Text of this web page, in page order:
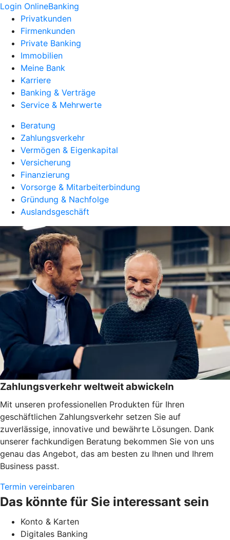
Login OnlineBanking
Privatkunden
Firmenkunden
Private Banking
Immobilien
Meine Bank
Karriere
Banking & Verträge
Service & Mehrwerte
Beratung
Zahlungsverkehr
Vermögen & Eigenkapital
Versicherung
Finanzierung
Vorsorge & Mitarbeiterbindung
Gründung & Nachfolge
Auslandsgeschäft
Zahlungsverkehr weltweit abwickeln
Mit unseren professionellen Produkten für Ihren
geschäftlichen Zahlungsverkehr setzen Sie auf
zuverlässige, innovative und bewährte Lösungen. Dank
unserer fachkundigen Beratung bekommen Sie von uns
genau das Angebot, das am besten zu Ihnen und Ihrem
Business passt.
Termin vereinbaren
Das könnte für Sie interessant sein
Konto & Karten
Digitales Banking